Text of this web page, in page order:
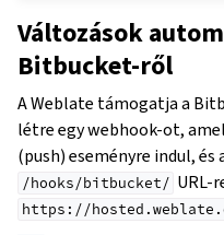
Változások
Bitbucket-ről
A Weblate támogatja a
létre egy webhook-ot,
(push) eseményre indul,
/hooks/bitbucket/ URL-
https://